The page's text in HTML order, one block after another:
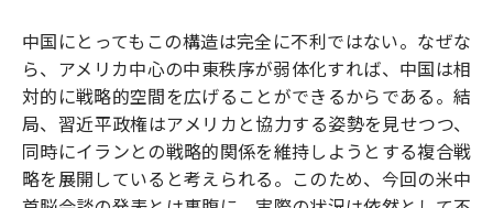
中国にとってもこの構造は完全に不利ではない。なぜな
ら、アメリカ中心の中東秩序が弱体化すれば、中国は相
対的に戦略的空間を広げることができるからである。結
局、習近平政権はアメリカと協力する姿勢を見せつつ、
同時にイランとの戦略的関係を維持しようとする複合戦
略を展開していると考えられる。このため、今回の米中